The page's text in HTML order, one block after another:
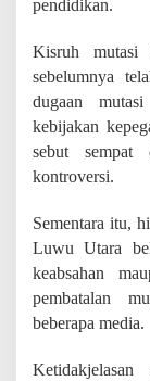
pendidikan.
Kisruh
sebelumnya
dugaan
kebijakan
sebut sempat
kontroversi.
Sementara itu,
Luwu Utara
keabsahan
pembatalan
beberapa media.